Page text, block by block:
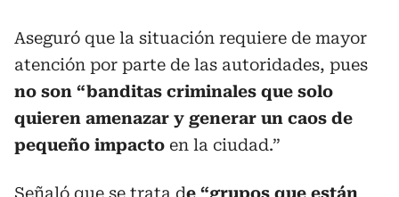
Aseguró que la situación requiere de mayor
atención por parte de las autoridades, pues
no son “banditas criminales que solo
quieren amenazar y generar un caos de
pequeño impacto en la ciudad.”
Señaló que se trata de “grupos que están